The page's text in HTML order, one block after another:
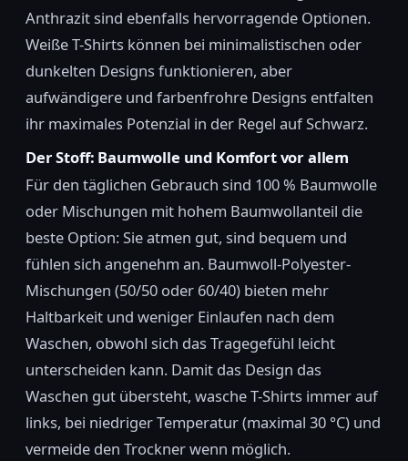
Anthrazit sind ebenfalls hervorragende Optionen.
Weiße T-Shirts können bei minimalistischen oder
dunkelten Designs funktionieren, aber
aufwändigere und farbenfrohre Designs entfalten
ihr maximales Potenzial in der Regel auf Schwarz.
Der Stoff: Baumwolle und Komfort vor allem
Für den täglichen Gebrauch sind 100 % Baumwolle
oder Mischungen mit hohem Baumwollanteil die
beste Option: Sie atmen gut, sind bequem und
fühlen sich angenehm an. Baumwoll-Polyester-
Mischungen (50/50 oder 60/40) bieten mehr
Haltbarkeit und weniger Einlaufen nach dem
Waschen, obwohl sich das Tragegefühl leicht
unterscheiden kann. Damit das Design das
Waschen gut übersteht, wasche T-Shirts immer auf
links, bei niedriger Temperatur (maximal 30 °C) und
vermeide den Trockner wenn möglich.